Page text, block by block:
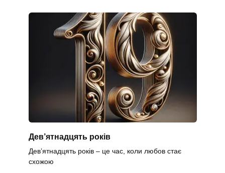
Дев’ятнадцять років
Дев’ятнадцять років – це час, коли любов стає
схожою